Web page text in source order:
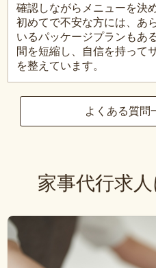
確認しながらメニューを決
初めてで不安な方には、あ
いるパッケージプランもあ
間を短縮し、自信を持って
を整えています。
よくある質問
家事代行求